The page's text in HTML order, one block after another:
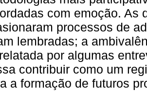
com emoção. As
processos de
lembradas; a
por algumas
contribuir como um
a formação de futuros